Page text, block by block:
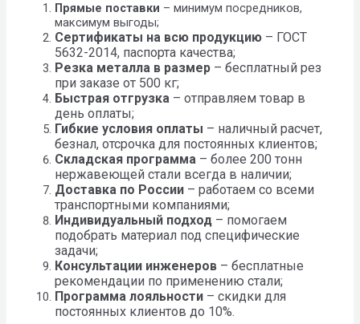
Прямые поставки – минимум посредников,
максимум выгоды;
Сертификаты на всю продукцию – ГОСТ
5632-2014, паспорта качества;
Резка металла в размер – бесплатный рез
при заказе от 500 кг;
Быстрая отгрузка – отправляем товар в
день оплаты;
Гибкие условия оплаты – наличный расчет,
безнал, отсрочка для постоянных клиентов;
Складская программа – более 200 тонн
нержавеющей стали всегда в наличии;
Доставка по России – работаем со всеми
транспортными компаниями;
Индивидуальный подход – помогаем
подобрать материал под специфические
задачи;
Консультации инженеров – бесплатные
рекомендации по применению стали;
Программа лояльности – скидки для
постоянных клиентов до 10%.